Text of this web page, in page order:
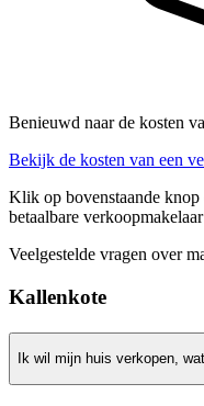
Benieuwd naar de kosten
Bekijk de kosten van een
Klik op bovenstaande knop
betaalbare
Veelgestelde vragen over
Kallenkote
Ik wil mijn huis verkopen,